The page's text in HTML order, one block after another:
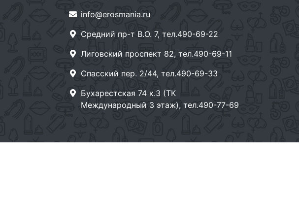
info@erosmania.ru
Средний пр-т В.О. 7, тел.490-69-22
Лиговский проспект 82, тел.490-69-11
Спасский пер. 2/44, тел.490-69-33
Бухарестская 74 к.3 (ТК
Международный 3 этаж), тел.490-77-69